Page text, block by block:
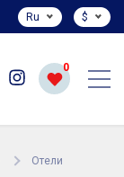
Ru $
0
Отели